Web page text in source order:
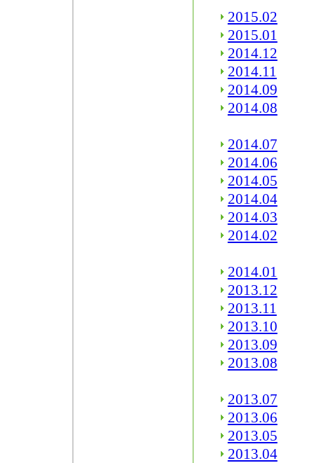
2015.02
2015.01
2014.12
2014.11
2014.09
2014.08
2014.07
2014.06
2014.05
2014.04
2014.03
2014.02
2014.01
2013.12
2013.11
2013.10
2013.09
2013.08
2013.07
2013.06
2013.05
2013.04